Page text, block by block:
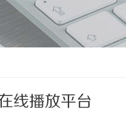
线播放平台